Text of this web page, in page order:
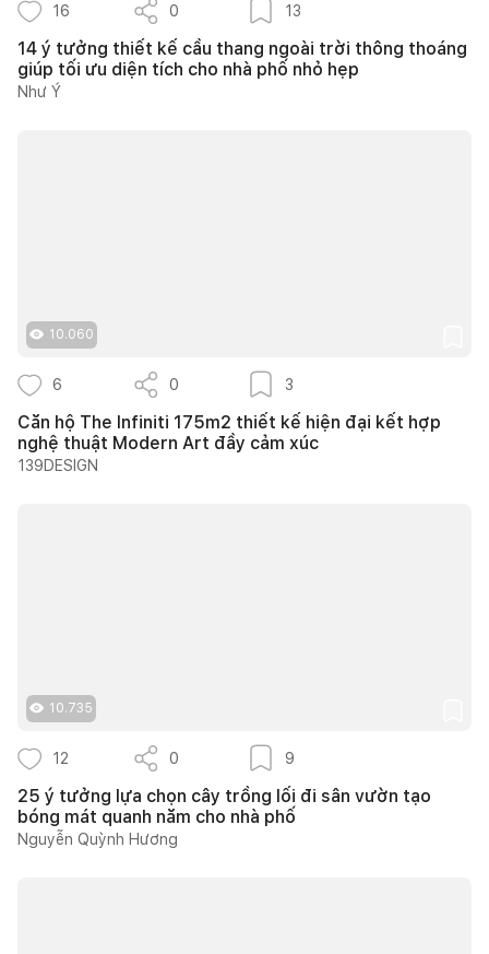
16 0 13
14 ý tưởng thiết kế cầu thang ngoài trời thông thoáng
giúp tối ưu diện tích cho nhà phố nhỏ hẹp
Như Ý
10.060
6 0 3
Căn hộ The Infiniti 175m2 thiết kế hiện đại kết hợp
nghệ thuật Modern Art đầy cảm xúc
139DESIGN
10.735
12 0 9
25 ý tưởng lựa chọn cây trồng lối đi sân vườn tạo
bóng mát quanh năm cho nhà phố
Nguyễn Quỳnh Hương